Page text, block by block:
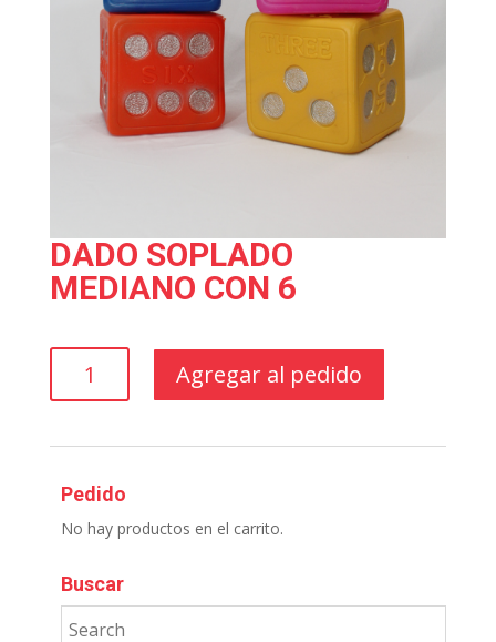
DADO SOPLADO
MEDIANO CON 6
SOPLADO
cantidad
Agregar al pedido
Pedido
No hay productos en el carrito.
Buscar